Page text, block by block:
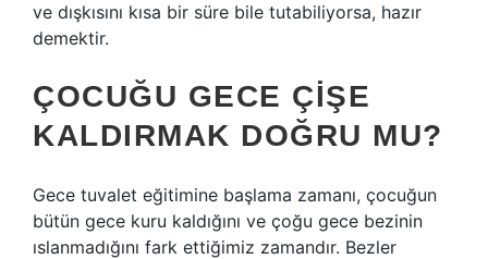
ve dışkısını kısa bir süre bile tutabiliyorsa, hazır
demektir.
ÇOCUĞU GECE ÇIŞE
KALDIRMAK DOĞRU MU?
Gece tuvalet eğitimine başlama zamanı, çocuğun
bütün gece kuru kaldığını ve çoğu gece bezinin
ıslanmadığını fark ettiğimiz zamandır. Bezler